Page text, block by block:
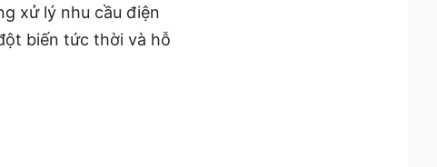
xử lý nhu cầu điện
biến tức thời và hỗ